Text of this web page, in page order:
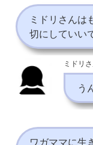
ミドリさんは
切にしていい
ミドリ
う
ワガママに生